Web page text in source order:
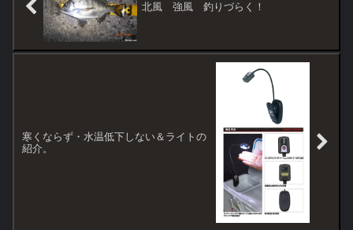
北風 強風 釣りづらく！
寒くならず・水温低下しない＆ライトの
紹介。